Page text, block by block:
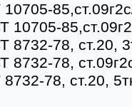
10705-
8732-78, ст.20,
8732-78,
78, ст.20,